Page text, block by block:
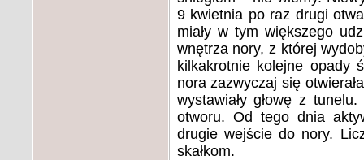
9 kwietnia po raz drugi
miały w tym większego
wnętrza nory, z której
kilkakrotnie kolejne opady
nora zazwyczaj się
wystawiały głowę z
otworu. Od tego dnia
drugie wejście do nory.
skałkom.